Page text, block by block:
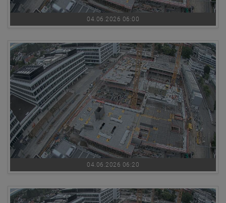
04.06.2026 06:00
04.06.2026 06:20